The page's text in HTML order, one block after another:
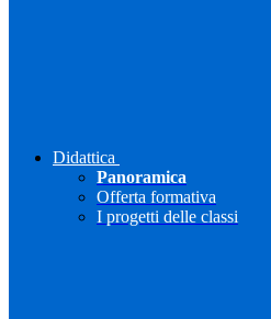
Didattica
Panoramica
Offerta formativa
I progetti delle classi